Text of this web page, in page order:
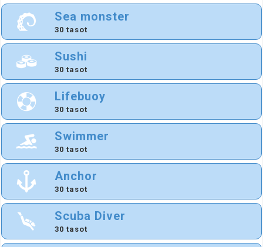
Sea monster
30 tasot
Sushi
30 tasot
Lifebuoy
30 tasot
Swimmer
30 tasot
Anchor
30 tasot
Scuba Diver
30 tasot